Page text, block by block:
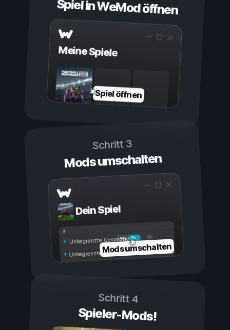
Spiel in WeMod öffnen
Meine Spiele
Spiel öffnen
Schritt 3
Mods umschalten
Dein Spiel
Ein
Aus
Unbegrenzte Gesundheit
Unbegrenzte AusdauerMods umschalten
Schritt 4
Spieler-Mods!